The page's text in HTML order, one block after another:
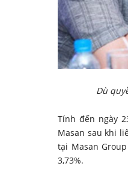
Dù
Tính đến ngày
Masan sau khi
tại Masan
3,73%.